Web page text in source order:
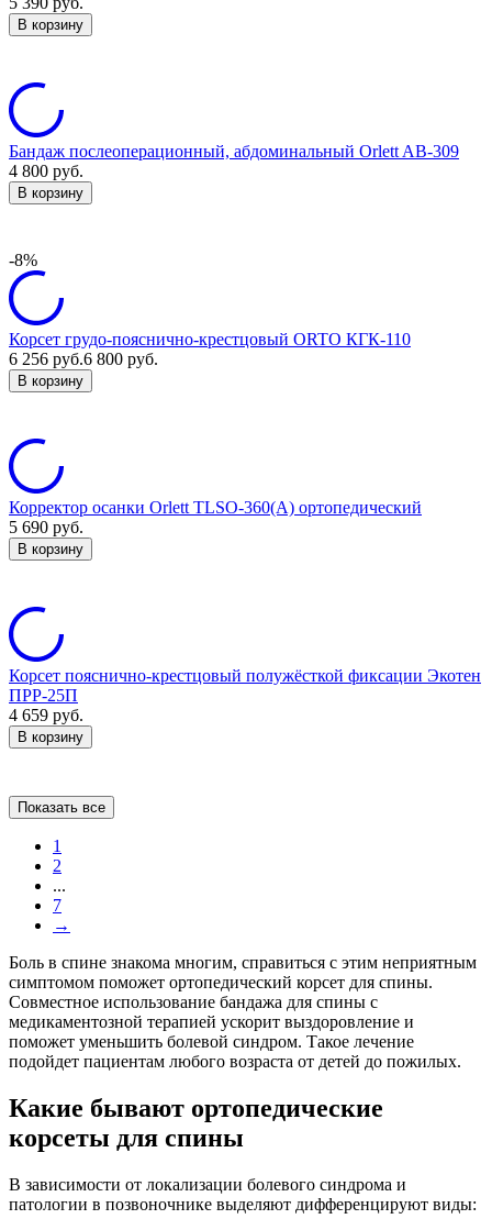
В корзину
Бандаж послеоперационный, абдоминальный Orlett AB-309
4 800 руб.
В корзину
-8%
Корсет грудо-пояснично-крестцовый ORTO КГК-110
6 256 руб.6 800 руб.
В корзину
Корректор осанки Orlett TLSO-360(A) ортопедический
5 690 руб.
В корзину
Корсет пояснично-крестцовый полужёсткой фиксации Экотен
ПРР-25П
4 659 руб.
В корзину
Показать все
1
2
...
7
→
Боль в спине знакома многим, справиться с этим неприятным
симптомом поможет ортопедический корсет для спины.
Совместное использование бандажа для спины с
медикаментозной терапией ускорит выздоровление и
поможет уменьшить болевой синдром. Такое лечение
подойдет пациентам любого возраста от детей до пожилых.
Какие бывают ортопедические
корсеты для спины
В зависимости от локализации болевого синдрома и
патологии в позвоночнике выделяют дифференцируют виды: